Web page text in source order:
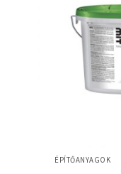
ÉPÍTŐANYAGOK